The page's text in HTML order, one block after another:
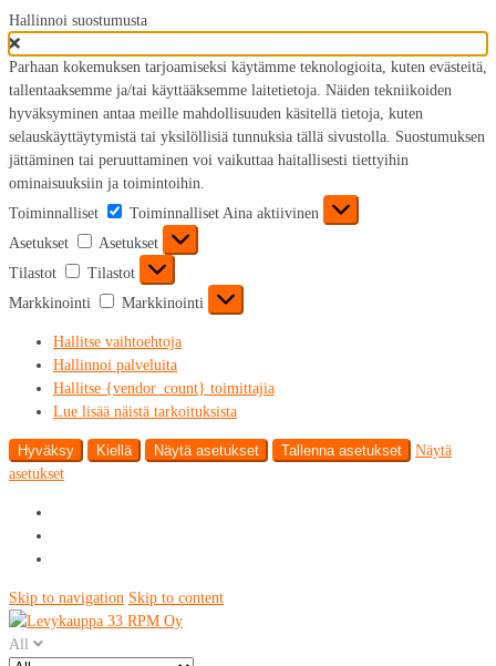
Hallinnoi suostumusta
Parhaan kokemuksen tarjoamiseksi käytämme teknologioita, kuten evästeitä,
tallentaaksemme ja/tai käyttääksemme laitetietoja. Näiden tekniikoiden
hyväksyminen antaa meille mahdollisuuden käsitellä tietoja, kuten
selauskäyttäytymistä tai yksilöllisiä tunnuksia tällä sivustolla. Suostumuksen
jättäminen tai peruuttaminen voi vaikuttaa haitallisesti tiettyihin
ominaisuuksiin ja toimintoihin.
Toiminnalliset
Toiminnalliset Aina aktiivinen
Asetukset
Asetukset
Tilastot
Tilastot
Markkinointi
Markkinointi
Hallitse vaihtoehtoja
Hallinnoi palveluita
Hallitse {vendor_count} toimittajia
Lue lisää näistä tarkoituksista
Hyväksy Kiellä Näytä asetukset Tallenna asetukset
Näytä
asetukset
Skip to navigation Skip to content
All